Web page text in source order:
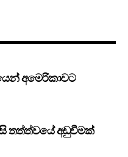
අමෙරිකාවට
තත්ත්වයේ අඩුවීමක්